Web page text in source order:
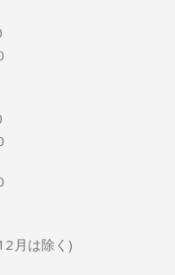
月は除く)